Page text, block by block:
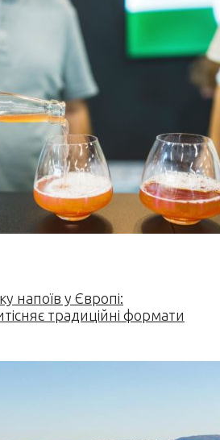
напоїв у Європі:
традиційні формати